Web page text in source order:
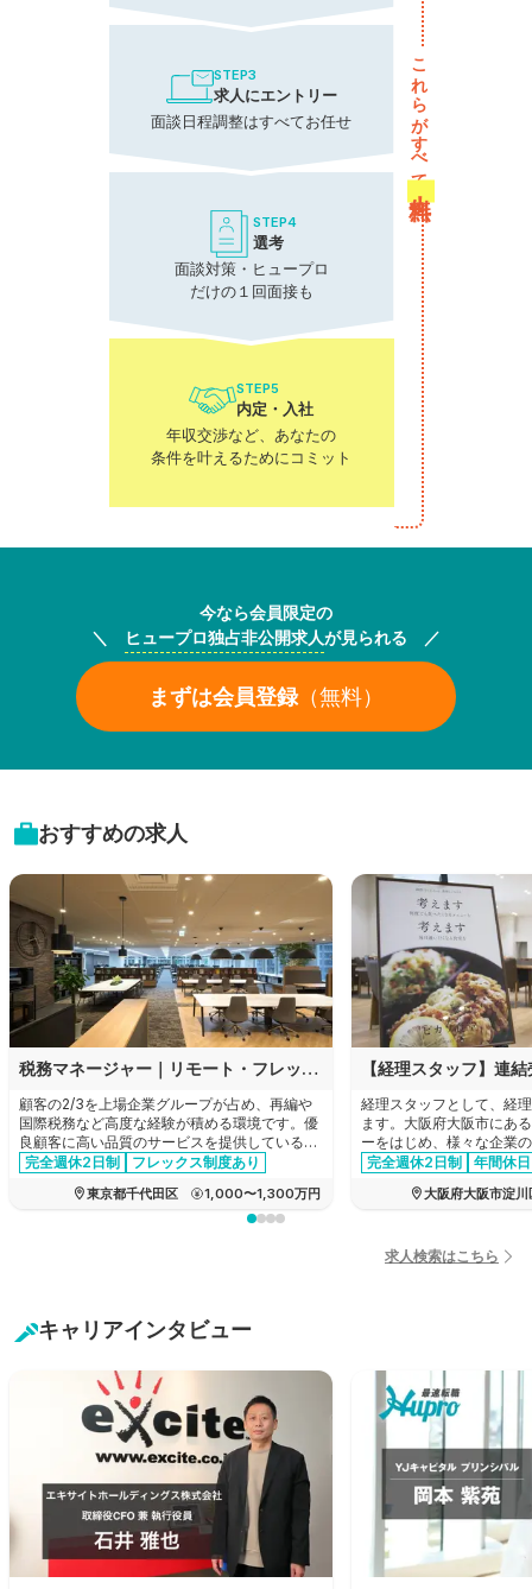
STEP3
求人にエントリー
面談日程調整はすべてお任せ
STEP4
選考
面談対策・ヒュープロ
だけの１回面接も
STEP5
内定・入社
年収交渉など、あなたの
条件を叶えるためにコミット
これらがすべて
無料！
今なら会員限定の
＼
ヒュープロ独占非公開求人が見られる ／
まずは会員登録（無料）
おすすめの求人
税務マネージャー｜リモート・フレックスあり｜顧客の2/3が上場グループ｜法人税務を主軸に希望に応じ再編や税務DDへも挑戦可
顧客の2/3を上場企業グループが占め、再編や
国際税務など高度な経験が積める環境です。優
良顧客に高い品質のサービスを提供しているた
め報酬水準も高く、同時に、リモートワークや
ね備えているため、キャリアとプライベートを
完全週休2日制
フレックス制度あり
育休・産休実績あり
管理職・マネージャー
年間休日120日以上
東京都千代田区 1,000〜1,300万円
経理スタッフとして、経
ます。大阪府大阪市にあ
ーをはじめ、様々な企業
産！新製品の企画から商
メーカーの求人です。
完全週休2日制
年間休
経験者優遇
家賃補助あ
大阪府大阪市淀川
求人検索はこちら
キャリアインタビュー